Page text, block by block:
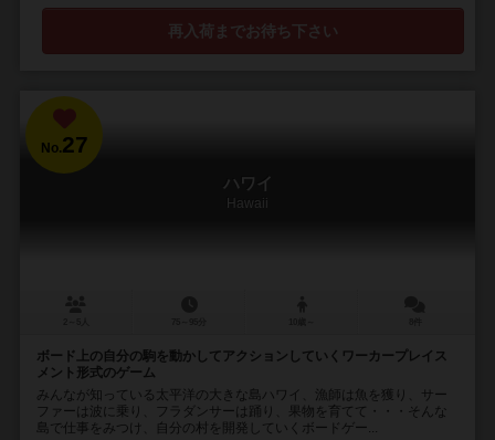
再入荷までお待ち下さい
No.27
ハワイ
Hawaii
ボード上の自分の駒を動かしてアクションしていくワーカープレイス
メント形式のゲーム
みんなが知っている太平洋の大きな島ハワイ、漁師は魚を獲り、サー
ファーは波に乗り、フラダンサーは踊り、果物を育てて・・・そんな
島で仕事をみつけ、自分の村を開発していくボードゲー...